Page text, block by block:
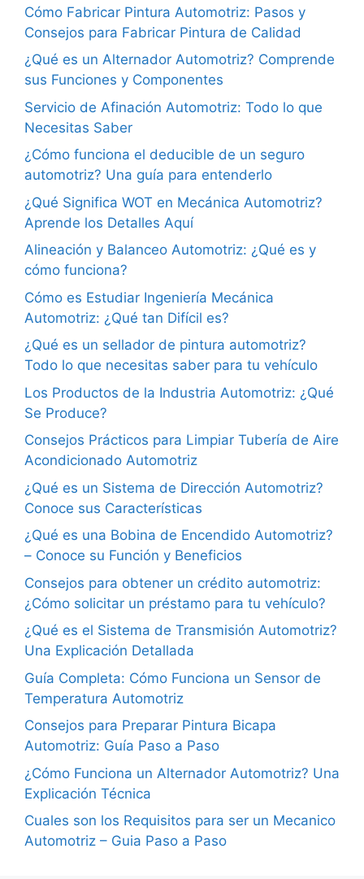
Cómo Fabricar Pintura Automotriz: Pasos y
Consejos para Fabricar Pintura de Calidad
¿Qué es un Alternador Automotriz? Comprende
sus Funciones y Componentes
Servicio de Afinación Automotriz: Todo lo que
Necesitas Saber
¿Cómo funciona el deducible de un seguro
automotriz? Una guía para entenderlo
¿Qué Significa WOT en Mecánica Automotriz?
Aprende los Detalles Aquí
Alineación y Balanceo Automotriz: ¿Qué es y
cómo funciona?
Cómo es Estudiar Ingeniería Mecánica
Automotriz: ¿Qué tan Difícil es?
¿Qué es un sellador de pintura automotriz?
Todo lo que necesitas saber para tu vehículo
Los Productos de la Industria Automotriz: ¿Qué
Se Produce?
Consejos Prácticos para Limpiar Tubería de Aire
Acondicionado Automotriz
¿Qué es un Sistema de Dirección Automotriz?
Conoce sus Características
¿Qué es una Bobina de Encendido Automotriz?
– Conoce su Función y Beneficios
Consejos para obtener un crédito automotriz:
¿Cómo solicitar un préstamo para tu vehículo?
¿Qué es el Sistema de Transmisión Automotriz?
Una Explicación Detallada
Guía Completa: Cómo Funciona un Sensor de
Temperatura Automotriz
Consejos para Preparar Pintura Bicapa
Automotriz: Guía Paso a Paso
¿Cómo Funciona un Alternador Automotriz? Una
Explicación Técnica
Cuales son los Requisitos para ser un Mecanico
Automotriz – Guia Paso a Paso